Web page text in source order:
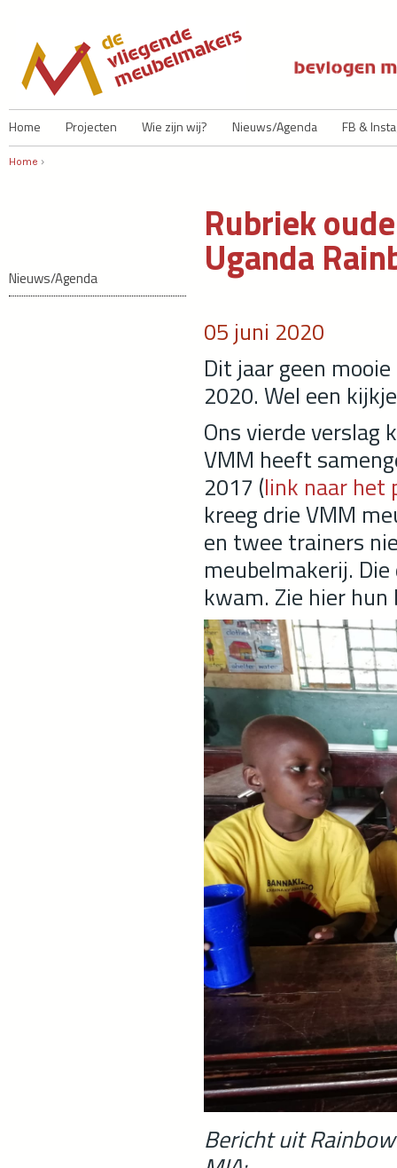
Home Projecten Wie zijn wij? Nieuws/Agenda FB &
U bent hier
Home ›
Nieuws/Agenda
Rubriek
Uganda
05 juni 2020
Dit jaar geen
2020. Wel een
Ons vierde verslag
VMM heeft
2017 (link naar het
kreeg drie VMM
en twee trainers
meubelmakerij.
kwam. Zie hier hun
Bericht uit